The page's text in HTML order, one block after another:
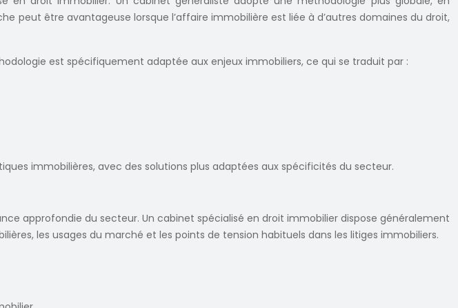
peut être avantageuse lorsque l’affaire immobilière est liée à d’autres domaines du droit,
est spécifiquement adaptée aux enjeux immobiliers, ce qui se traduit par :
immobilières, avec des solutions plus adaptées aux spécificités du secteur.
approfondie du secteur. Un cabinet spécialisé en droit immobilier dispose généralement
les usages du marché et les points de tension habituels dans les litiges immobiliers.